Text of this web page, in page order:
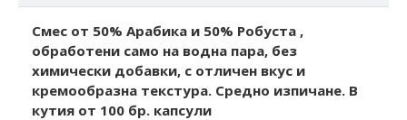
Смес от 50% Арабика и 50% Робуста ,
обработени само на водна пара, без
химически добавки, с отличен вкус и
кремообразна текстура. Средно изпичане. В
кутия от 100 бр. капсули